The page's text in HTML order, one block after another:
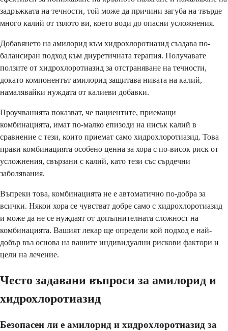
задръжката на течности, той може да причини загуба на твърде
много калий от тялото ви, което води до опасни усложнения.
Добавянето на амилорид към хидрохлоротиазид създава по-
балансиран подход към диуретичната терапия. Получавате
ползите от хидрохлоротиазид за отстраняване на течности,
докато компонентът амилорид защитава нивата на калий,
намалявайки нуждата от калиеви добавки.
Проучванията показват, че пациентите, приемащи
комбинацията, имат по-малко епизоди на нисък калий в
сравнение с тези, които приемат само хидрохлоротиазид. Това
прави комбинацията особено ценна за хора с по-висок риск от
усложнения, свързани с калий, като тези със сърдечни
заболявания.
Въпреки това, комбинацията не е автоматично по-добра за
всички. Някои хора се чувстват добре само с хидрохлоротиазид
и може да не се нуждаят от допълнителната сложност на
комбинацията. Вашият лекар ще определи кой подход е най-
добър въз основа на вашите индивидуални рискови фактори и
цели на лечение.
Често задавани въпроси за амилорид и
хидрохлоротиазид
Безопасен ли е амилорид и хидрохлоротиазид за